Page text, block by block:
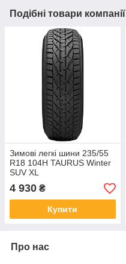
Подібні товари компанії
Зимові легкі шини 235/55
R18 104H TAURUS Winter
SUV XL
4 930 ₴
Купити
Про нас